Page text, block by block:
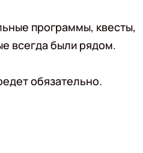
программы, квесты,
всегда были рядом.
обязательно.